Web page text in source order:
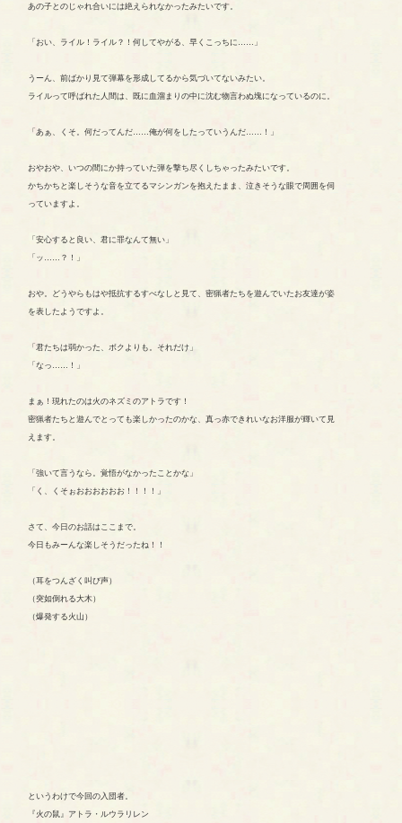
あの子とのじゃれ合いには絶えられなかったみたいです。
「おい、ライル！ライル？！何してやがる、早くこっちに……」
うーん、前ばかり見て弾幕を形成してるから気づいてないみたい。
ライルって呼ばれた人間は、既に血溜まりの中に沈む物言わぬ塊になっているのに。
「あぁ、くそ。何だってんだ……俺が何をしたっていうんだ……！」
おやおや、いつの間にか持っていた弾を撃ち尽くしちゃったみたいです。
かちかちと楽しそうな音を立てるマシンガンを抱えたまま、泣きそうな眼で周囲を伺
っていますよ。
「安心すると良い、君に罪なんて無い」
「ッ……？！」
おや。どうやらもはや抵抗するすべなしと見て、密猟者たちを遊んでいたお友達が姿
を表したようですよ。
「君たちは弱かった、ボクよりも。それだけ」
「なっ……！」
まぁ！現れたのは火のネズミのアトラです！
密猟者たちと遊んでとっても楽しかったのかな、真っ赤できれいなお洋服が輝いて見
えます。
「強いて言うなら。覚悟がなかったことかな」
「く、くそぉおおおおおお！！！！」
さて、今日のお話はここまで。
今日もみーんな楽しそうだったね！！
（耳をつんざく叫び声）
（突如倒れる大木）
（爆発する火山）
というわけで今回の入団者。
『火の鼠』アトラ・ルウラリレン